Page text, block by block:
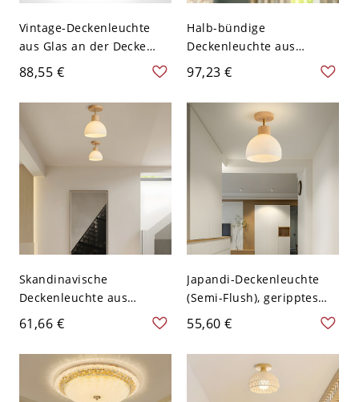
Vintage-Deckenleuchte
aus Glas an der Decke
montiert in Messing -
110V-120V Dampfdom
88,55 €
Halb-bündige
Deckenleuchte aus
bernsteinfarbenem Glas
im Mid-Century-Stil, retro
Messing-Deckenlampe für
warmes Ambiente - 110V-
120V
97,23 €
Skandinavische
Deckenleuchte aus
Massivholz, Japandi-
Leuchte mit geripptem
Glas für Flur und
Schlafzimmer - 110V-120V
61,66 €
Japandi-Deckenleuchte
(Semi-Flush), geripptes
Glas & Massivholz, für
Flur oder Schlafzimmer -
Natürlich 110V-120V
55,60 €